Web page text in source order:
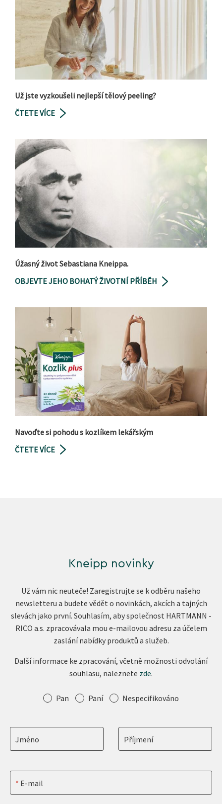
Už jste vyzkoušeli nejlepší tělový peeling?
ČTETE VÍCE
Úžasný život Sebastiana Kneippa.
OBJEVTE JEHO BOHATÝ ŽIVOTNÍ PŘÍBĚH
Navoďte si pohodu s kozlíkem lekářským
ČTETE VÍCE
Kneipp novinky
Už vám nic neuteče! Zaregistrujte se k odběru našeho
newsletteru a budete vědět o novinkách, akcích a tajných
slevách jako první. Souhlasím, aby společnost HARTMANN -
RICO a.s. zpracovávala mou e-mailovou adresu za účelem
zaslání nabídky produktů a služeb.
Další informace ke zpracování, včetně možnosti odvolání
souhlasu, naleznete zde.
Oslovení Pan Paní Nespecifikováno
Jméno Příjmení
E-mail